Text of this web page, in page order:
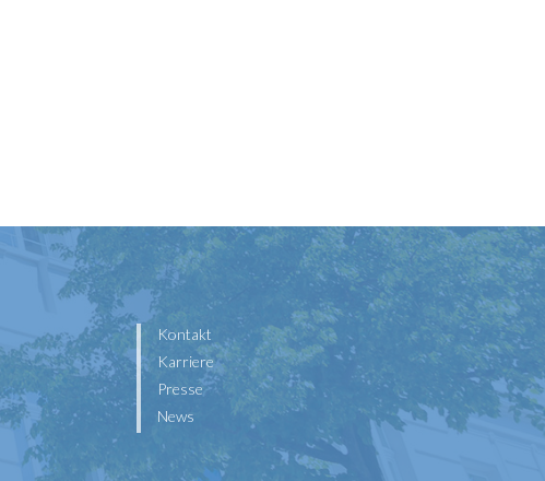
Kontakt
Karriere
Presse
News